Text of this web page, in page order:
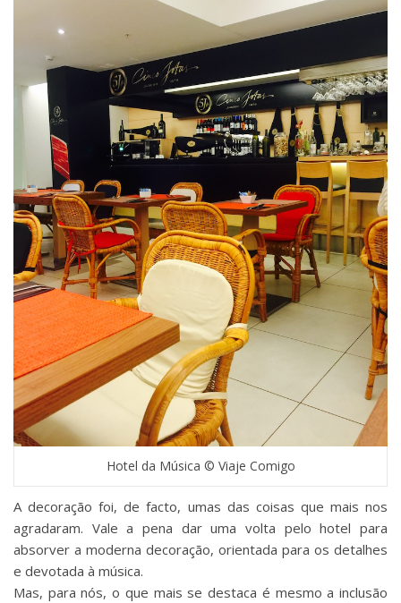
Hotel da Música © Viaje Comigo
A decoração foi, de facto, umas das coisas que mais nos
agradaram. Vale a pena dar uma volta pelo hotel para
absorver a moderna decoração, orientada para os detalhes
e devotada à música.
Mas, para nós, o que mais se destaca é mesmo a inclusão